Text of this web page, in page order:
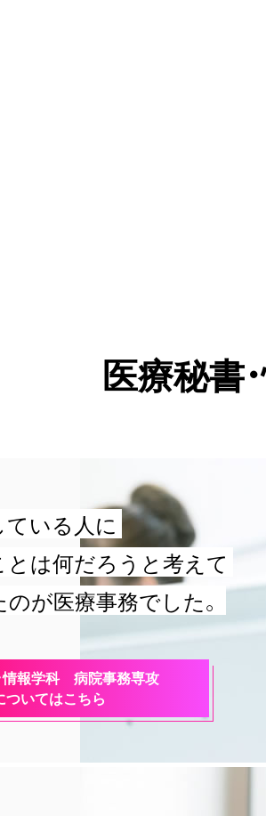
医療秘書
いる人に
は何だろうと考えて
が医療事務でした。
情報学科 病院事務専攻
ついてはこちら